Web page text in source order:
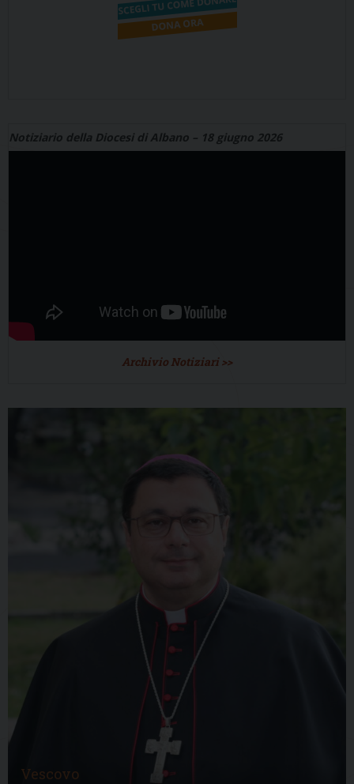
Notiziario della Diocesi di Albano – 18 giugno 2026
Archivio Notiziari >>
Vescovo